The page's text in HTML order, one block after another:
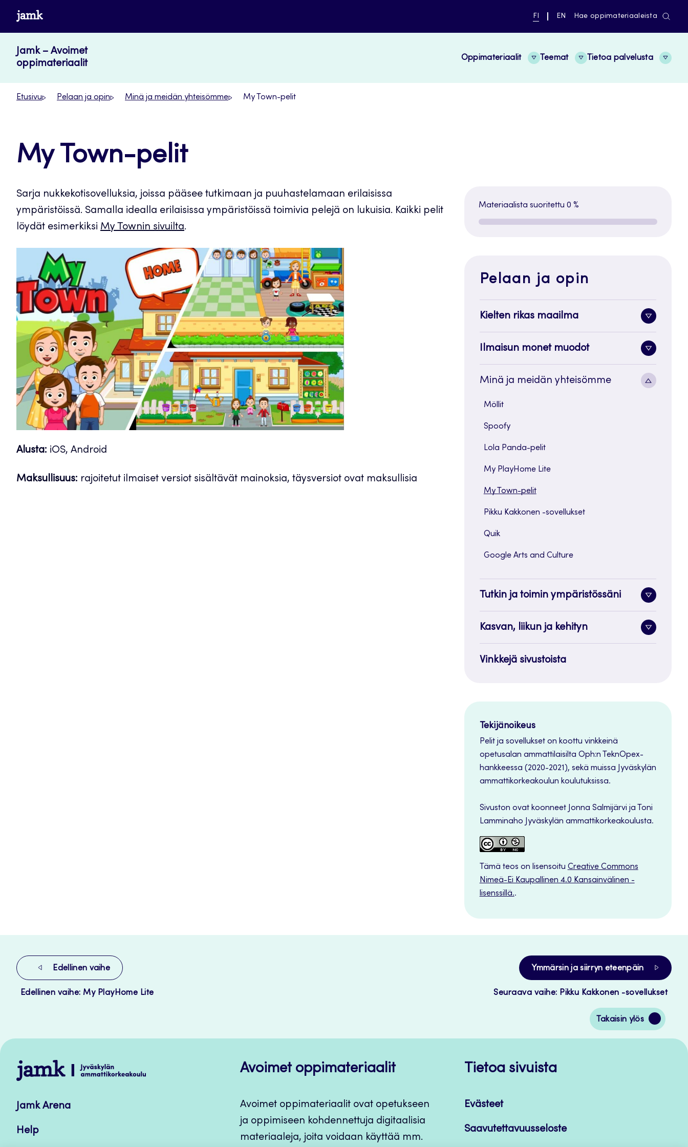
Siirry
sisältöön
www.jamk.fi
NYKYINEN
SUOMI
FI
VAIHDA
ENGLISH
EN Hae oppimateriaaleista
Jamk – Avoimet
oppimateriaalit
Oppimateriaalit Teemat Tietoa palvelusta
Etusivu Pelaan ja opin Minä ja meidän yhteisömme My Town-pelit
My Town-pelit
Sarja nukkekotisovelluksia, joissa pääsee tutkimaan ja puuhastelamaan erilaisissa
ympäristöissä. Samalla idealla erilaisissa ympäristöissä toimivia pelejä on lukuisia. Kaikki pelit
löydät esimerkiksi My Townin sivuilta.
Alusta: iOS, Android
Maksullisuus: rajoitetut ilmaiset versiot sisältävät mainoksia, täysversiot ovat maksullisia
Materiaalista suoritettu 0 %
Pelaan ja opin
Kielten rikas maailma
Ilmaisun monet muodot
Minä ja meidän yhteisömme
Möllit
Spoofy
Lola Panda-pelit
My PlayHome Lite
My Town-pelit
Pikku Kakkonen -sovellukset
Quik
Google Arts and Culture
Tutkin ja toimin ympäristössäni
Kasvan, liikun ja kehityn
Vinkkejä sivustoista
Tekijänoikeus
Pelit ja sovellukset on koottu vinkkeinä
opetusalan ammattilaisilta Oph:n TeknOpex-
hankkeessa (2020-2021), sekä muissa Jyväskylän
ammattikorkeakoulun koulutuksissa.
Sivuston ovat koonneet Jonna Salmijärvi ja Toni
Lamminaho Jyväskylän ammattikorkeakoulusta.
Tämä teos on lisensoitu Creative Commons
Nimeä-Ei Kaupallinen 4.0 Kansainvälinen -
lisenssillä..
Ymmärsin ja siirryn eteenpäin
Seuraava vaihe: Pikku Kakkonen -sovellukset
Edellinen vaihe
Edellinen vaihe: My PlayHome Lite
Takaisin ylös
Siirry
takaisin
Jamk
–
Avoimet
Jamk Arena
Help
Avoimet oppimateriaalit
Avoimet oppimateriaalit ovat opetukseen
ja oppimiseen kohdennettuja digitaalisia
materiaaleja, joita voidaan käyttää mm.
Tietoa sivuista
Evästeet
Saavutettavuusseloste